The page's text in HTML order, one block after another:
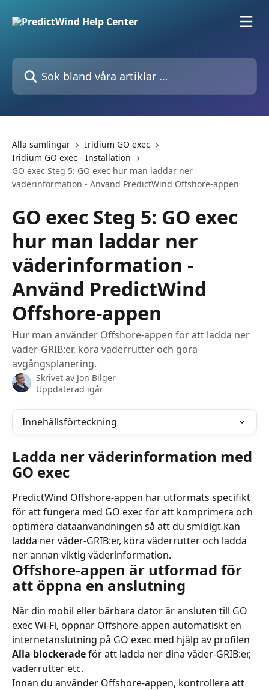
Sök bland våra artiklar …
Alla samlingar
Iridium GO exec
Iridium GO exec - Installation
GO exec Steg 5: GO exec hur man laddar ner
väderinformation - Använd PredictWind Offshore-appen
GO exec Steg 5: GO exec
hur man laddar ner
väderinformation -
Använd PredictWind
Offshore-appen
Hur man använder Offshore-appen för att ladda ner
väder-GRIB:er, köra väderrutter och göra
avgångsplanering.
Skrivet av Jon Bilger
Uppdaterad igår
Innehållsförteckning
Ladda ner väderinformation med
GO exec
PredictWind Offshore-appen har utformats specifikt
för att fungera med GO exec för att komprimera och
optimera dataanvändningen så att du smidigt kan
ladda ner väder-GRIB:er, köra väderrutter och ladda
ner annan viktig väderinformation.
Offshore-appen är utformad för
att öppna en anslutning
När din mobil eller bärbara dator är ansluten till GO
exec Wi-Fi, öppnar Offshore-appen automatiskt en
internetanslutning på GO exec med hjälp av profilen
Alla blockerade för att ladda ner dina väder-GRIB:er,
väderrutter etc.
Innan du använder Offshore-appen, kontrollera att